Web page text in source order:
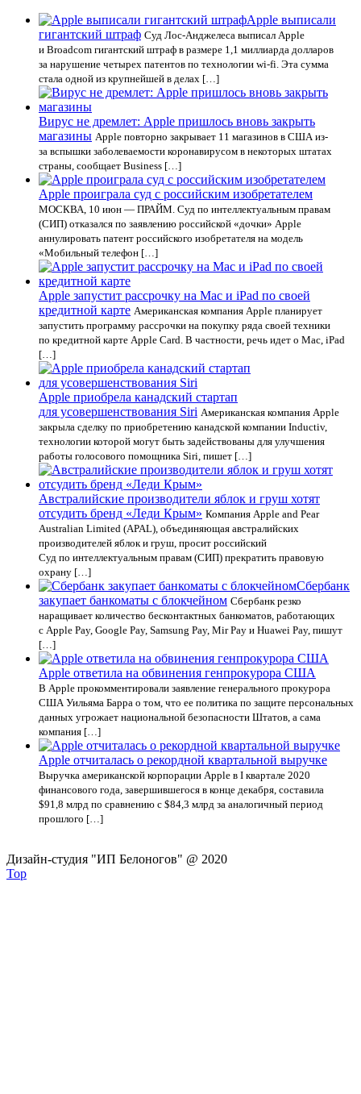
Apple выписали
гигантский штраф Суд Лос-Анджелеса выписал Apple
и Broadcom гигантский штраф в размере 1,1 миллиарда долларов
за нарушение четырех патентов по технологии wi-fi. Эта сумма
стала одной из крупнейшей в делах […]
Вирус не дремлет: Apple пришлось вновь закрыть
магазины Apple повторно закрывает 11 магазинов в США из-
за вспышки заболеваемости коронавирусом в некоторых штатах
страны, сообщает Business […]
Apple проиграла суд с российским изобретателем
МОСКВА, 10 июн — ПРАЙМ. Суд по интеллектуальным правам
(СИП) отказался по заявлению российской «дочки» Apple
аннулировать патент российского изобретателя на модель
«Мобильный телефон […]
Apple запустит рассрочку на Mac и iPad по своей
кредитной карте Американская компания Apple планирует
запустить программу рассрочки на покупку ряда своей техники
по кредитной карте Apple Card. В частности, речь идет о Mac, iPad
[…]
Apple приобрела канадский стартап
для усовершенствования Siri Американская компания Apple
закрыла сделку по приобретению канадской компании Inductiv,
технологии которой могут быть задействованы для улучшения
работы голосового помощника Siri, пишет […]
Австралийские производители яблок и груш хотят
отсудить бренд «Леди Крым» Компания Apple and Pear
Australian Limited (APAL), объединяющая австралийских
производителей яблок и груш, просит российский
Суд по интеллектуальным правам (СИП) прекратить правовую
охрану […]
Сбербанк
закупает банкоматы с блокчейном Сбербанк резко
наращивает количество бесконтактных банкоматов, работающих
с Apple Pay, Google Pay, Samsung Pay, Mir Pay и Huawei Pay, пишут
[…]
Apple ответила на обвинения генпрокурора США
В Apple прокомментировали заявление генерального прокурора
США Уильяма Барра о том, что ее политика по защите персональных
данных угрожает национальной безопасности Штатов, а сама
компания […]
Apple отчиталась о рекордной квартальной выручке
Выручка американской корпорации Apple в I квартале 2020
финансового года, завершившегося в конце декабря, составила
$91,8 млрд по сравнению с $84,3 млрд за аналогичный период
прошлого […]
Дизайн-студия "ИП Белоногов" @ 2020
Top